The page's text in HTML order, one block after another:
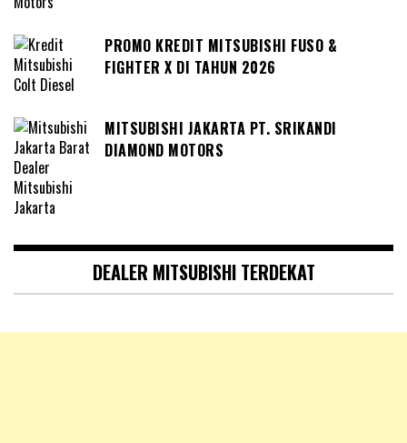
PROMO KREDIT MITSUBISHI FUSO &
FIGHTER X DI TAHUN 2026
MITSUBISHI JAKARTA PT. SRIKANDI
DIAMOND MOTORS
DEALER MITSUBISHI TERDEKAT